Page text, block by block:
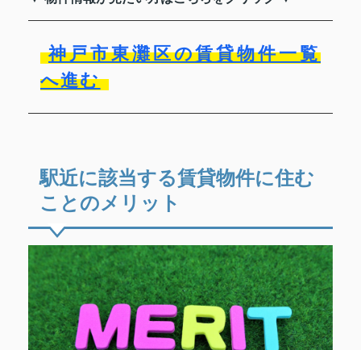
神戸市東灘区の賃貸物件一覧
へ進む
駅近に該当する賃貸物件に住む
ことのメリット